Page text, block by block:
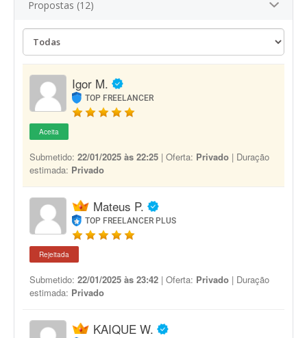
Propostas (12)
Igor M.
TOP FREELANCER
Aceita
Submetido: 22/01/2025 às 22:25 | Oferta: Privado | Duração
estimada: Privado
Mateus P.
TOP FREELANCER PLUS
Rejeitada
Submetido: 22/01/2025 às 23:42 | Oferta: Privado | Duração
estimada: Privado
KAIQUE W.